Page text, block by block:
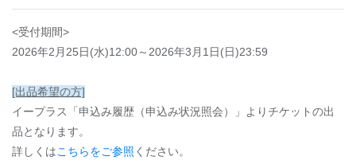
<受付期間>
2026年2月25日(水)12:00～2026年3月1日(日)23:59
[出品希望の方]
イープラス「申込み履歴（申込み状況照会）」よりチケットの出
品となります。
詳しくはこちらをご参照 ください。